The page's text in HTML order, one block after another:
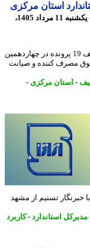
6 روز پیش - یکشنبه 11 مرداد 1405،
مدیرکل استاندارد استان مرکزی از بررسی و تعیین تکلیف 19 پرونده در چهاردهمین
کننده و صیانت
استان مرکزی -
تسنیم از مشهد
استاندارد- کاربرد